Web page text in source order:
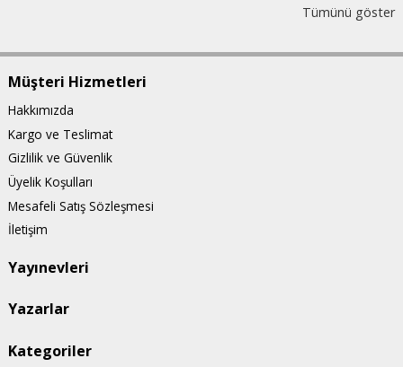
Tümünü göster
Müşteri Hizmetleri
Hakkımızda
Kargo ve Teslimat
Gizlilik ve Güvenlik
Üyelik Koşulları
Mesafeli Satış Sözleşmesi
İletişim
Yayınevleri
Yazarlar
Kategoriler